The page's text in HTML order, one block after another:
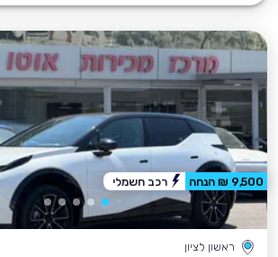
ראשון לציון
9,500 ₪ הנחה רכב חשמלי